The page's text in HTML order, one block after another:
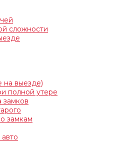
сложности
на выезде)
полной утере
замков
замкам